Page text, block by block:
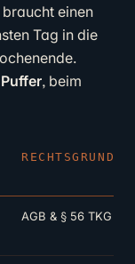
einen
Tag in die
, beim
AGB & § 56 TKG